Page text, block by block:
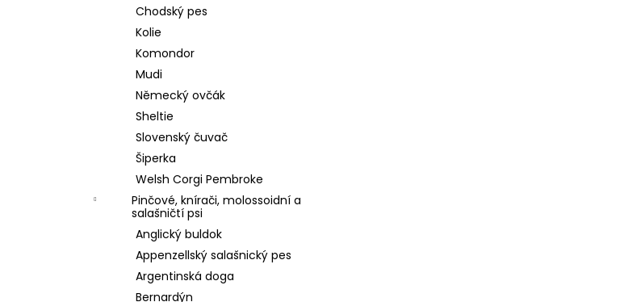
Chodský pes
Kolie
Komondor
Mudi
Německý ovčák
Sheltie
Slovenský čuvač
Šiperka
Welsh Corgi Pembroke
Pinčové, knírači, molossoidní a
salašničtí psi
Anglický buldok
Appenzellský salašnický pes
Argentinská doga
Bernardýn